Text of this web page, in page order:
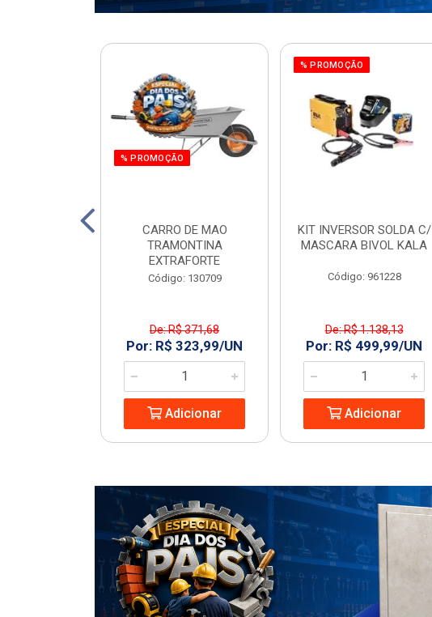
% PROMOÇÃO
CARRO DE MAO
TRAMONTINA
EXTRAFORTE
Código: 130709
De: R$ 371,68
Por: R$ 323,99/UN
Adicionar
% PROMOÇÃO
KIT INVERSOR SOLDA C/
MASCARA BIVOL KALA
Código: 961228
De: R$ 1.138,13
Por: R$ 499,99/UN
Adicionar